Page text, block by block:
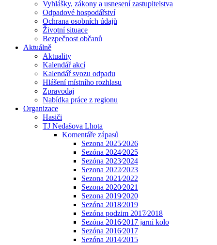
Vyhlášky, zákony a usnesení zastupitelstva
Odpadové hospodářství
Ochrana osobních údajů
Životní situace
Bezpečnost občanů
Aktuálně
Aktuality
Kalendář akcí
Kalendář svozu odpadu
Hlášení místního rozhlasu
Zpravodaj
Nabídka práce z regionu
Organizace
Hasiči
TJ Nedašova Lhota
Komentáře zápasů
Sezona 2025⁄2026
Sezóna 2024⁄2025
Sezóna 2023⁄2024
Sezona 2022⁄2023
Sezona 2021⁄2022
Sezona 2020⁄2021
Sezona 2019⁄2020
Sezóna 2018⁄2019
Sezóna podzim 2017⁄2018
Sezóna 2016⁄2017 jarní kolo
Sezóna 2016⁄2017
Sezóna 2014⁄2015